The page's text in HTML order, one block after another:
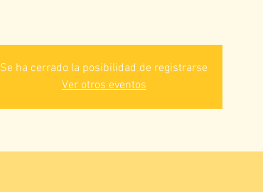
Se ha cerrado la posibilidad de registrarse
Ver otros eventos